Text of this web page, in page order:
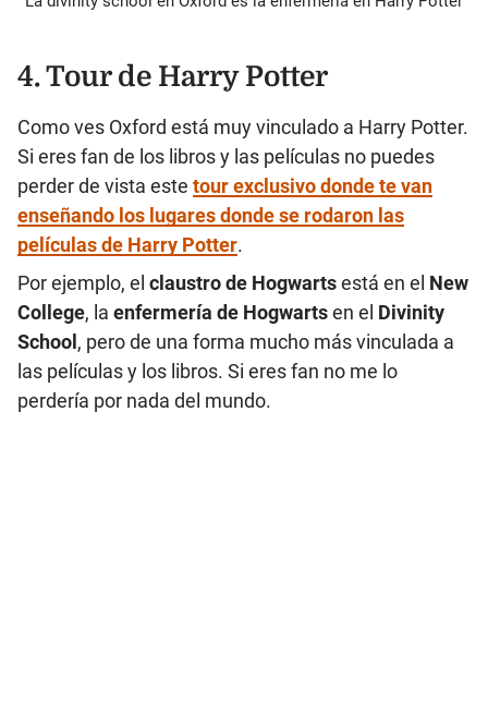
4. Tour de Harry Potter
Como ves Oxford está muy vinculado a Harry Potter.
Si eres fan de los libros y las películas no puedes
perder de vista este tour exclusivo donde te van
enseñando los lugares donde se rodaron las
películas de Harry Potter.
Por ejemplo, el claustro de Hogwartsestá en el New
College, la enfermería de Hogwartsen el Divinity
School , pero de una forma mucho más vinculada a
las películas y los libros. Si eres fan no me lo
perdería por nada del mundo.